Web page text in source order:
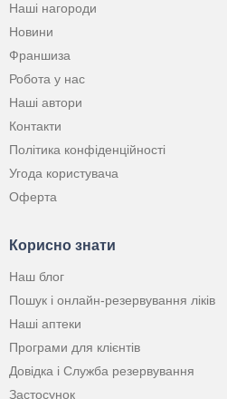
Наші нагороди
Новини
Франшиза
Робота у нас
Наші автори
Контакти
Політика конфіденційності
Угода користувача
Оферта
Корисно знати
Наш блог
Пошук і онлайн-резервування ліків
Наші аптеки
Програми для клієнтів
Довідка і Служба резервування
Застосунок